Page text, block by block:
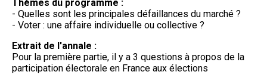
Thèmes du programme :
- Quelles sont les principales défaillances du marché ?
- Voter : une affaire individuelle ou collective ?
Extrait de l'annale :
Pour la première partie, il y a 3 questions à propos de la
participation électorale en France aux élections